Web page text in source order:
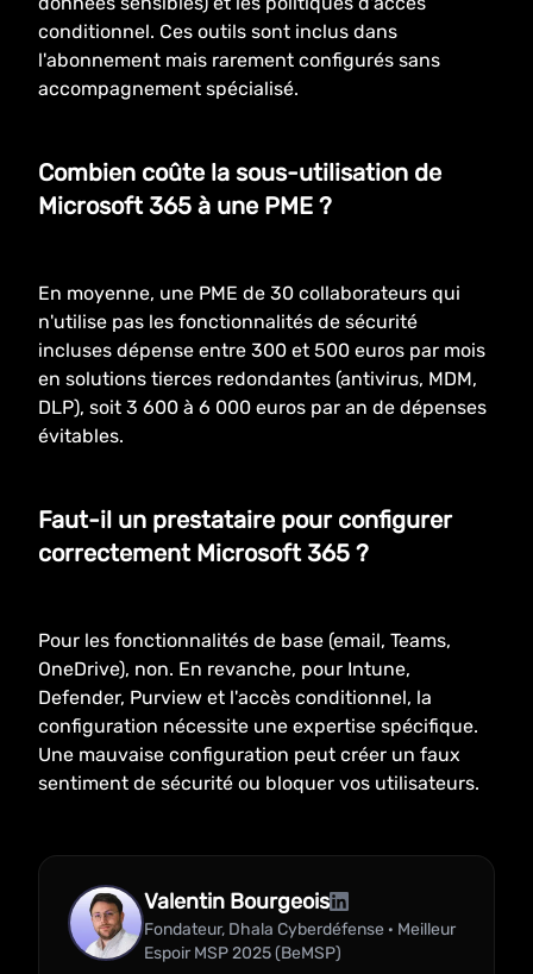
conditionnel. Ces outils sont inclus dans
l'abonnement mais rarement configurés sans
accompagnement spécialisé.
Combien coûte la sous-utilisation de
Microsoft 365 à une PME ?
En moyenne, une PME de 30 collaborateurs qui
n'utilise pas les fonctionnalités de sécurité
incluses dépense entre 300 et 500 euros par mois
en solutions tierces redondantes (antivirus, MDM,
DLP), soit 3 600 à 6 000 euros par an de dépenses
évitables.
Faut-il un prestataire pour configurer
correctement Microsoft 365 ?
Pour les fonctionnalités de base (email, Teams,
OneDrive), non. En revanche, pour Intune,
Defender, Purview et l'accès conditionnel, la
configuration nécessite une expertise spécifique.
Une mauvaise configuration peut créer un faux
sentiment de sécurité ou bloquer vos utilisateurs.
Valentin Bourgeois
Fondateur, Dhala Cyberdéfense · Meilleur
Espoir MSP 2025 (BeMSP)